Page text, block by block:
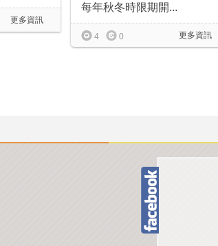
更多資訊
每年秋冬時限期開...
更多資訊
4 0